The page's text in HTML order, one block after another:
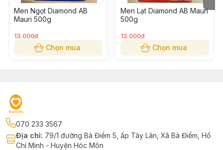
Men Ngọt Diamond AB
Mauri 500g
13.000đ
Chọn mua
Men Lạt Diamond AB Mauri
500g
13.000đ
Chọn mua
070 233 3567
Địa chỉ: 79/1 đường Bà Điểm 5, ấp Tây Lân, Xã Bà Điểm, Hồ
Chí Minh - Huyện Hóc Môn